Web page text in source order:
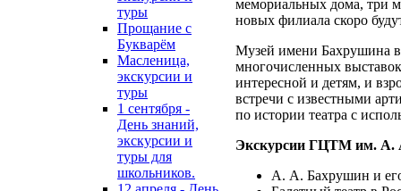
туры
Прощание с
Букварём
Масленица,
экскурсии и
туры
1 сентября -
День знаний,
экскурсии и
туры для
школьников.
мемориальных дома, три
новых филиала скоро
Музей имени Бахрушина
многочисленных
интересной и детям, и
встречи с известными
по истории театра с
Экскурсии ГЦТМ им. А.
А. А. Бахрушин и